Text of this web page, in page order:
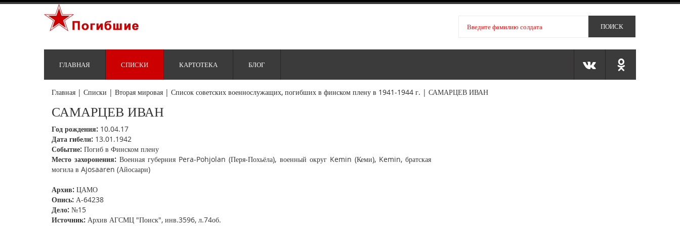
ГЛАВНАЯ СПИСКИ КАРТОТЕКА БЛОГ
Главная | Списки | Вторая мировая | Список советских военнослужащих, погибших в финском плену в 1941-1944 г. | САМАРЦЕВ ИВАН
САМАРЦЕВ ИВАН
Год рождения: 10.04.17
Дата гибели: 13.01.1942
Событие: Погиб в Финском плену
Место захоронения: Военная губерния Pera-Pohjolan (Перя-Похьёла), военный округ Kemin (Кеми), Kemin, братская
могила в Ajosaaren (Айосаари)
Архив: ЦАМО
Опись: А-64238
Дело: №15
Источник: Архив АГСМЦ "Поиск", инв.3596, л.74об.